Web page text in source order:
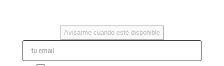
Avisarme cuando esté disponible